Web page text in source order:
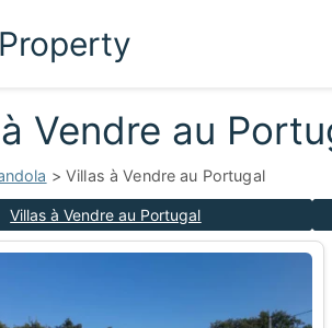
Vendre au
> Villas à Vendre au Portugal
Villas à Vendre au Portugal